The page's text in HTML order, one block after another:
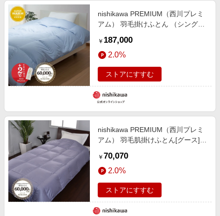
nishikawa PREMIUM（西川プレミ
アム） 羽毛掛けふとん （シングル
￥ 187,000
2.0%
ストアにすすむ
nishikawa PREMIUM（西川プレミ
アム） 羽毛肌掛けふとん[グース]
￥ 70,070
2.0%
ストアにすすむ